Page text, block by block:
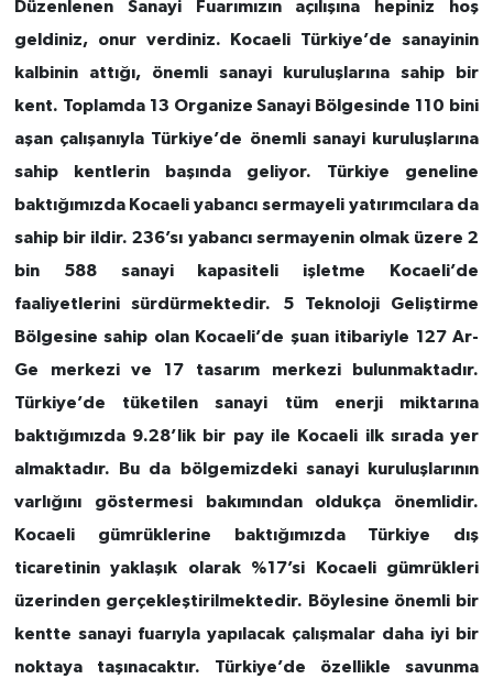
Düzenlenen Sanayi Fuarımızın açılışına hepiniz hoş
geldiniz, onur verdiniz. Kocaeli Türkiye’de sanayinin
kalbinin attığı, önemli sanayi kuruluşlarına sahip bir
kent. Toplamda 13 Organize Sanayi Bölgesinde 110 bini
aşan çalışanıyla Türkiye’de önemli sanayi kuruluşlarına
sahip kentlerin başında geliyor. Türkiye geneline
baktığımızda Kocaeli yabancı sermayeli yatırımcılara da
sahip bir ildir. 236’sı yabancı sermayenin olmak üzere 2
bin 588 sanayi kapasiteli işletme Kocaeli’de
faaliyetlerini sürdürmektedir. 5 Teknoloji Geliştirme
Bölgesine sahip olan Kocaeli’de şuan itibariyle 127 Ar-
Ge merkezi ve 17 tasarım merkezi bulunmaktadır.
Türkiye’de tüketilen sanayi tüm enerji miktarına
baktığımızda 9.28’lik bir pay ile Kocaeli ilk sırada yer
almaktadır. Bu da bölgemizdeki sanayi kuruluşlarının
varlığını göstermesi bakımından oldukça önemlidir.
Kocaeli gümrüklerine baktığımızda Türkiye dış
ticaretinin yaklaşık olarak %17’si Kocaeli gümrükleri
üzerinden gerçekleştirilmektedir. Böylesine önemli bir
kentte sanayi fuarıyla yapılacak çalışmalar daha iyi bir
noktaya taşınacaktır. Türkiye’de özellikle savunma